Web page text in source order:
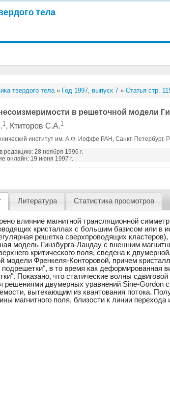
тела
твердого тела» Год 1997, выпуск 7 »Статья стр.
в решеточной модели
1, Ктиторов С.А.1
институт им. А.Ф. Иоффе РАН, Санкт-Петербург,
редакцию: 28 ноября 1996 г.
онлайн: 19 июня 1997 г.
Литература Статистика просмотров
влияние магнитной трансляционной
кристаллах с большим базисом или в
решетка сверхпроводящих
модель Гинзбурга-Ландау с внешним
критического поля, сведена к
модели Френкеля-Конторовой, причем
подрешетки", в то время как деформированная
Показано, что статические волны
решениями двумерных уравнений Sine-Gordon
вытекающим из квантования потока.
магнитного поля, близости к линии